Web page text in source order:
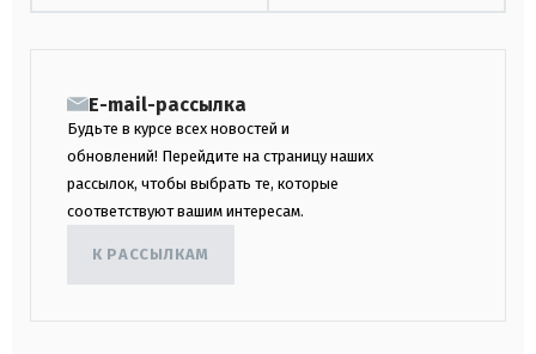
E-mail-рассылка
Будьте в курсе всех новостей и
обновлений! Перейдите на страницу наших
рассылок, чтобы выбрать те, которые
соответствуют вашим интересам.
К РАССЫЛКАМ